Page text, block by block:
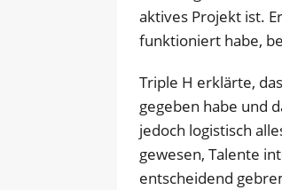
aktives Projekt ist.
funktioniert habe,
Triple H erklärte,
gegeben habe und
jedoch logistisch
gewesen, Talente
entscheidend